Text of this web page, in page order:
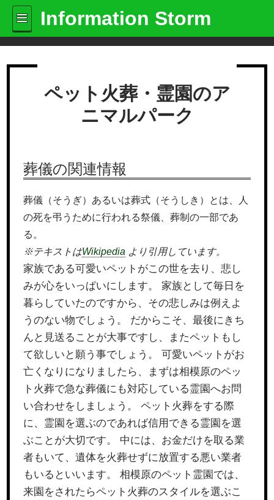
Information Storm
ペット火葬・霊園のア
ニマルパーク
葬儀の関連情報
葬儀（そうぎ）あるいは葬式（そうしき）とは、人
の死を弔うために行われる祭儀、葬制の一部であ
る。
※テキストはWikipedia より引用しています。
家族である可愛いペットがこの世を去り、悲し
みが心をいっぱいにします。 家族として毎日を
暮らしていたのですから、その悲しみは例えよ
うのない物でしょう。 だからこそ、最後にきち
んと見送ることが大事ですし、またペットもし
て欲しいと願う事でしょう。 可愛いペットがお
亡くなりになりましたら、まずは相模原のペッ
ト火葬で急な葬儀にも対応している霊園へお問
い合わせをしましょう。 ペット火葬をする際
に、霊園を選ぶのであれば信用できる霊園を選
ぶことが大切です。 中には、お金だけを取る業
者もいて、遺体を火葬せずに放置する悪い業者
もいるといいます。 相模原のペット霊園では、
来園をされたらペット火葬のスタイルを選ぶこ